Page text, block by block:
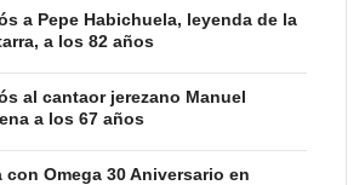
a Pepe Habichuela, leyenda de la
a los 82 años
al cantaor jerezano Manuel
a los 67 años
con Omega 30 Aniversario en